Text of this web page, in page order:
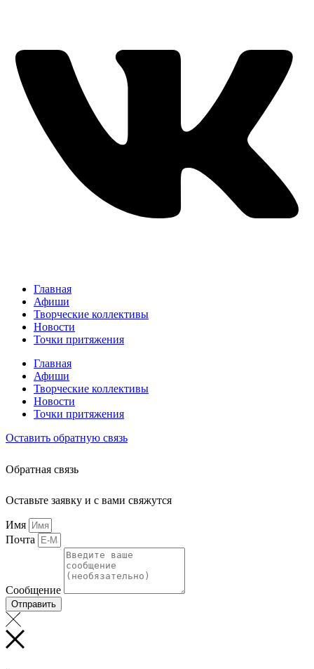
Главная
Афиши
Творческие коллективы
Новости
Точки притяжения
Главная
Афиши
Творческие коллективы
Новости
Точки притяжения
Оставить обратную связь
Обратная связь
Оставьте заявку и с вами свяжутся
Имя
Почта
Сообщение
Отправить